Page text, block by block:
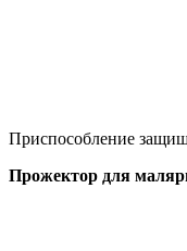
Приспособление
Прожектор для